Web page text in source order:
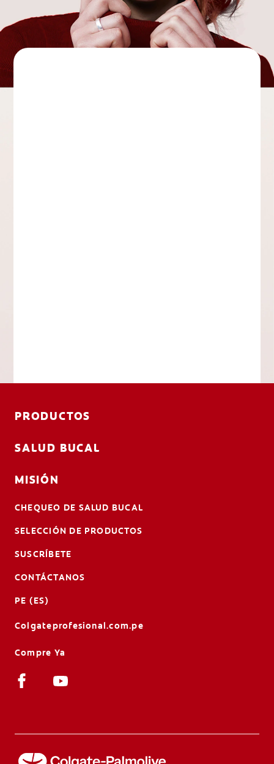
PRODUCTOS
SALUD BUCAL
MISIÓN
CHEQUEO DE SALUD BUCAL
SELECCIÓN DE PRODUCTOS
SUSCRÍBETE
CONTÁCTANOS
PE (ES)
Colgateprofesional.com.pe
Compre Ya